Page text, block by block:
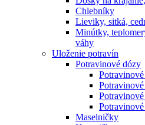
Chlebníky
Lieviky, sitká,
Minútky,
váhy
Uloženie potravín
Potravinové dózy
Maselničky